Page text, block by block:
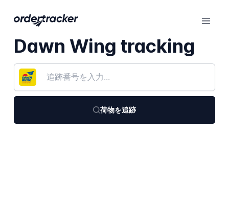
Dawn Wing tracking
荷物を追跡